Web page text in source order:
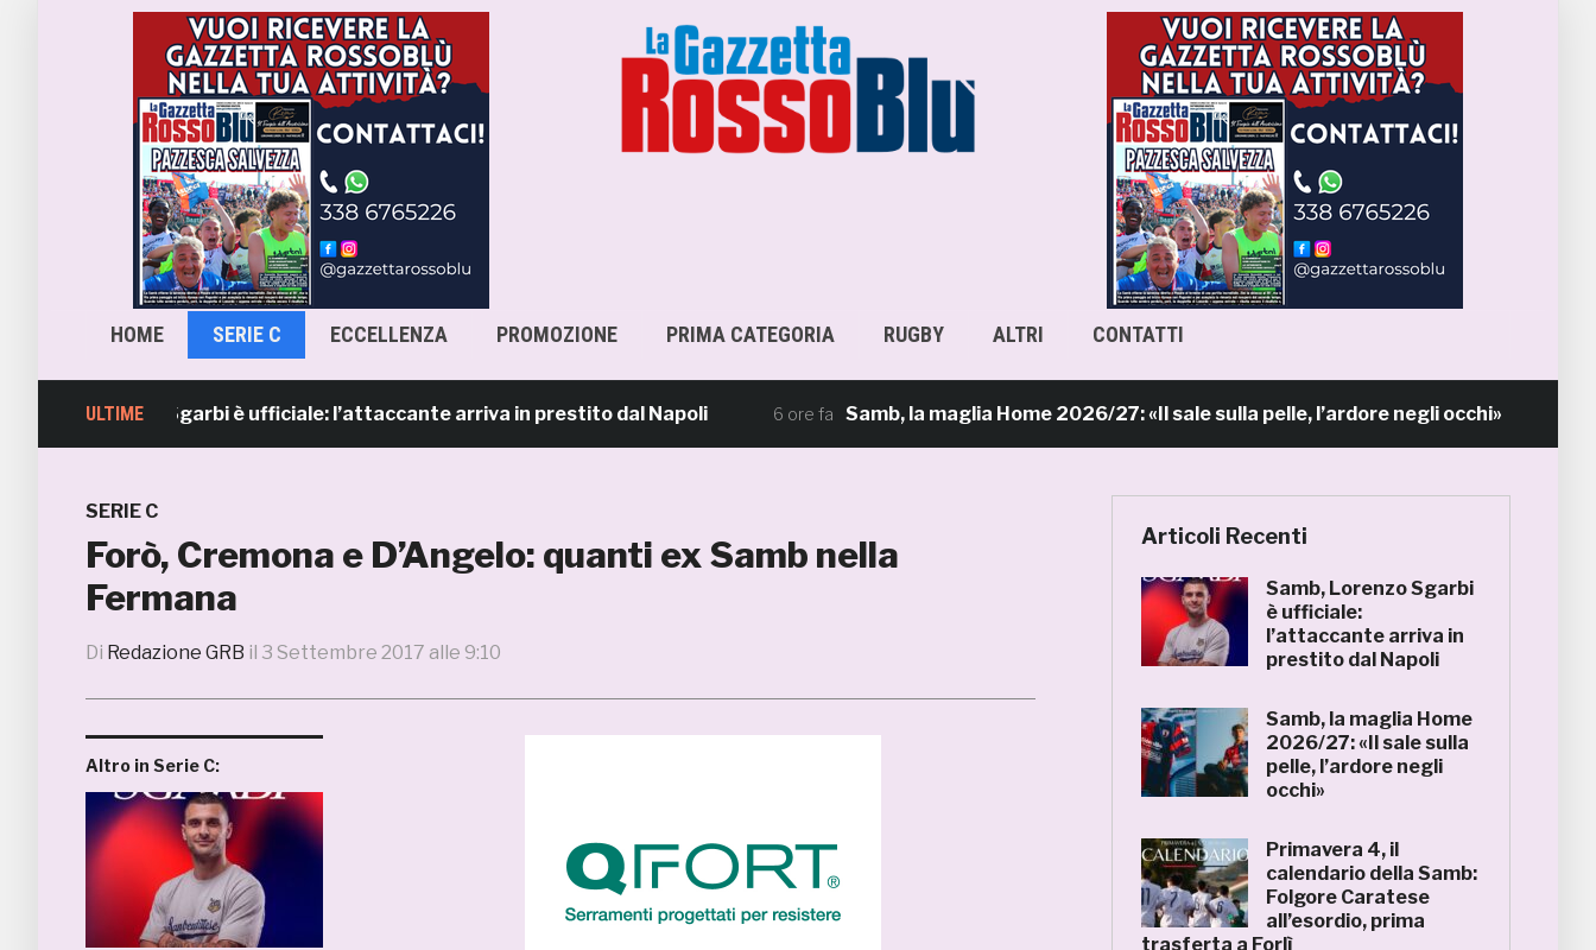
HOME SERIE C ECCELLENZA PROMOZIONE PRIMA CATEGORIA RUGBY ALTRI CONTATTI
ULTIME
Lorenzo Sgarbi è ufficiale: l’attaccante arriva in prestito dal Napoli 6 ore fa Samb, la maglia Home 2026/27: «Il sale sulla pelle, l’ardore negli occhi»
SERIE C
Forò, Cremona e D’Angelo: quanti ex Samb nella
Fermana
Di Redazione GRB il 3 Settembre 2017 alle 9:10
Altro in Serie C:
Articoli Recenti
Samb, Lorenzo Sgarbi
è ufficiale:
l’attaccante arriva in
prestito dal Napoli
Samb, la maglia Home
2026/27: «Il sale sulla
pelle, l’ardore negli
occhi»
Primavera 4, il
calendario della Samb:
Folgore Caratese
all’esordio, prima
trasferta a Forlì